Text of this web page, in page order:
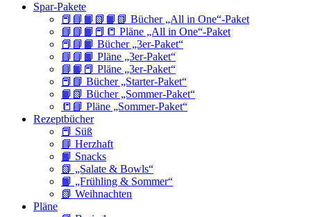
Spar-Pakete
📕📘📙📗📙📗 Bücher „All in One“-Paket
📘📘📙📕📒 Pläne „All in One“-Paket
📕📘📙 Bücher „3er-Paket“
📘📘📙 Pläne „3er-Paket“
📘📙📕 Pläne „3er-Paket“
📕📘 Bücher „Starter-Paket“
📙📗 Bücher „Sommer-Paket“
📒📘 Pläne „Sommer-Paket“
Rezeptbücher
📕 Süß
📘 Herzhaft
📙 Snacks
📗 „Salate & Bowls“
📙 „Frühling & Sommer“
📗 Weihnachten
Pläne